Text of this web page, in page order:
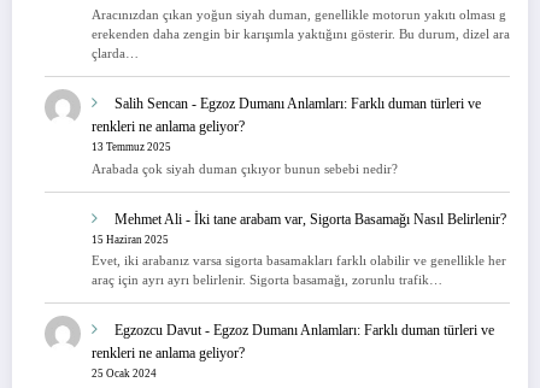
Aracınızdan çıkan yoğun siyah duman, genellikle motorun yakıtı olması g
erekenden daha zengin bir karışımla yaktığını gösterir. Bu durum, dizel ara
çlarda…
Salih Sencan - Egzoz Dumanı Anlamları: Farklı duman türleri ve
renkleri ne anlama geliyor?
13 Temmuz 2025
Arabada çok siyah duman çıkıyor bunun sebebi nedir?
Mehmet Ali - İki tane arabam var, Sigorta Basamağı Nasıl Belirlenir?
15 Haziran 2025
Evet, iki arabanız varsa sigorta basamakları farklı olabilir ve genellikle her
araç için ayrı ayrı belirlenir. Sigorta basamağı, zorunlu trafik…
Egzozcu Davut- Egzoz Dumanı Anlamları: Farklı duman türleri ve
renkleri ne anlama geliyor?
25 Ocak 2024